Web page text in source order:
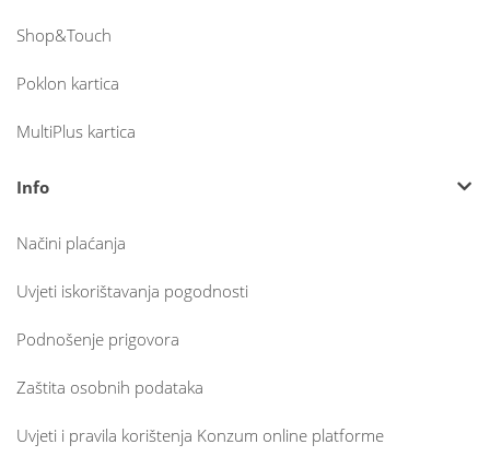
Shop&Touch
Poklon kartica
MultiPlus kartica
Info
Načini plaćanja
Uvjeti iskorištavanja pogodnosti
Podnošenje prigovora
Zaštita osobnih podataka
Uvjeti i pravila korištenja Konzum online platforme